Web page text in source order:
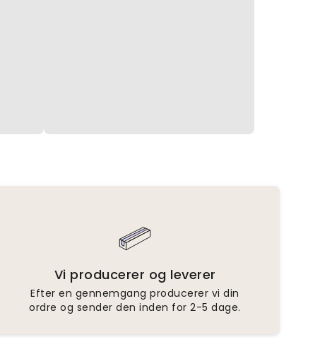
Vi producerer og leverer
Efter en gennemgang producerer vi din
ordre og sender den inden for 2-5 dage.